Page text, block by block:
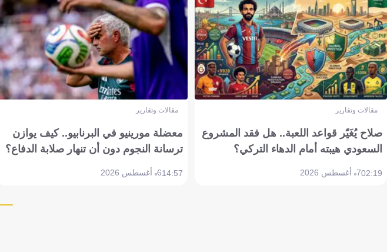
مقالات وتقارير
صلاح يُغَيّر قواعد اللعبة.. هل فقد المشروع
السعودي هيبته أمام الدهاء التركي؟
02:197 أغسطس 2026
مقالات وتقارير
معضلة مورينيو في البرنابيو.. كيف يوازن
ترسانة النجوم دون أن تنهار صلابة الدفاع؟
14:576 أغسطس 2026